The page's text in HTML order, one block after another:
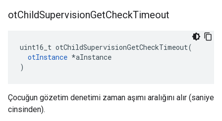
otChildSupervisionGetCheckTimeout
uint16_t otChildSupervisionGetCheckTimeout(
otInstance *aInstance
)
Çocuğun gözetim denetimi zaman aşımı aralığını alır (saniye
cinsinden).